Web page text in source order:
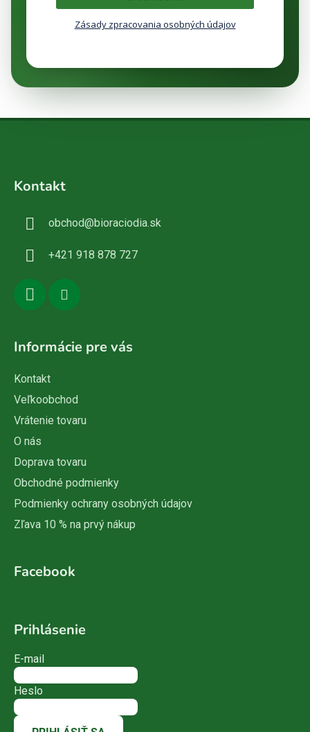
Zásady zpracovania osobných údajov
Kontakt
obchod@bioraciodia.sk
+421 918 878 727
Informácie pre vás
Kontakt
Veľkoobchod
Vrátenie tovaru
O nás
Doprava tovaru
Obchodné podmienky
Podmienky ochrany osobných údajov
Zľava 10 % na prvý nákup
Facebook
Prihlásenie
E-mail
Heslo